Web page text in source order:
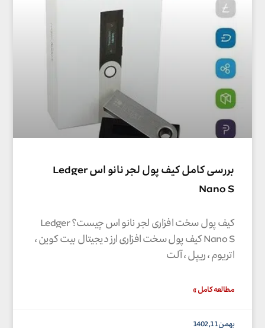
بررسی کامل کیف پول لجر نانو اس Ledger
Nano S
کیف پول سخت افزاری لجر نانو اس چیست؟ Ledger
Nano S کیف پول سخت افزاری ارز دیجیتال بیت کوین ،
اتریوم ، ریپل ، آلت
مطالعه کامل »
بهمن 11, 1402